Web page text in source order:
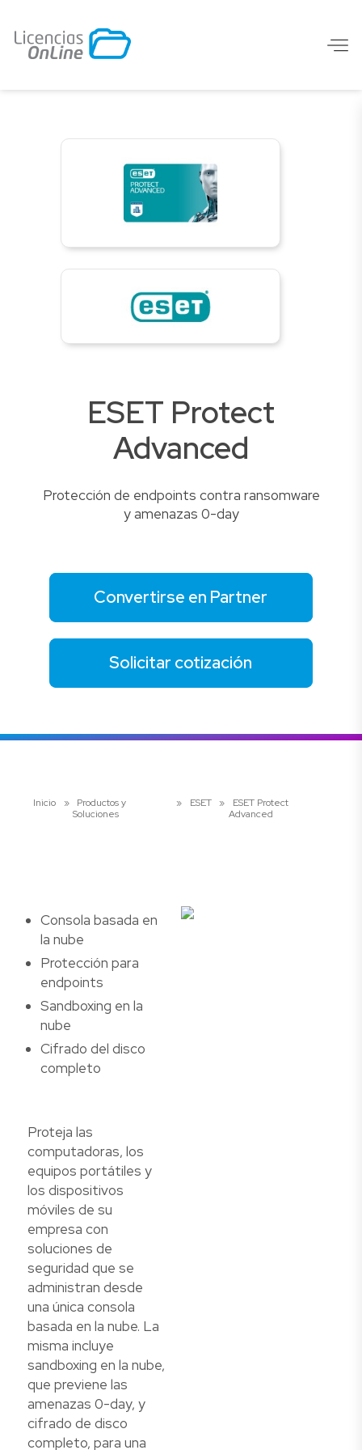
ESET Protect
Advanced
Protección de endpoints contra ransomware
y amenazas 0-day
Convertirse en Partner
Solicitar cotización
Inicio »
Productos y
Soluciones
» ESET »
ESET Protect
Advanced
Consola basada en
la nube
Protección para
endpoints
Sandboxing en la
nube
Cifrado del disco
completo
Proteja las
computadoras, los
equipos portátiles y
los dispositivos
móviles de su
empresa con
soluciones de
seguridad que se
administran desde
una única consola
basada en la nube. La
misma incluye
sandboxing en la nube,
que previene las
amenazas 0-day, y
cifrado de disco
completo, para una